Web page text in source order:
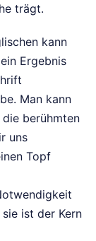
trägt.
kann
Ergebnis
Man kann
berühmten
uns
Topf
ist der Kern